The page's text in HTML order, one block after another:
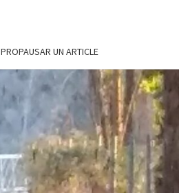
PROPAUSAR UN ARTICLE